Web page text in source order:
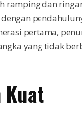
ramping dan
pertama,
yang tidak
Kuat